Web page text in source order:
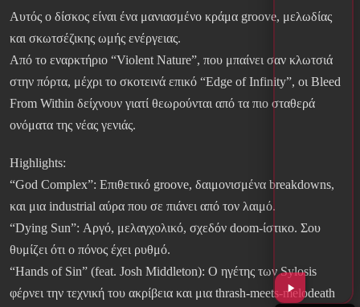
Αυτός ο δίσκος είναι ένα μανιασμένο κράμα groove, μελωδίας
και σκωτσέζικης ωμής ενέργειας.
Από το εναρκτήριο “Violent Nature”, που μπαίνει σαν κλωτσιά
στην πόρτα, μέχρι το σκοτεινά επικό “Edge of Infinity”, οι Bleed
From Within δείχνουν γιατί θεωρούνται από τα πιο σταθερά
ονόματα της νέας γενιάς.
Highlights:
“God Complex”: Επιθετικό groove, δαιμονισμένα breakdowns,
και μια industrial αύρα που σε πιάνει από τον λαιμό.
“Dying Sun”: Αργό, μελαγχολικό, σχεδόν doom-ίστικο. Σου
θυμίζει ότι ο πόνος έχει ρυθμό.
“Hands of Sin” (feat. Josh Middleton): Ο ηγέτης των Sylosis
φέρνει την τεχνική του ακρίβεια και μια thrash-meets-melodeath